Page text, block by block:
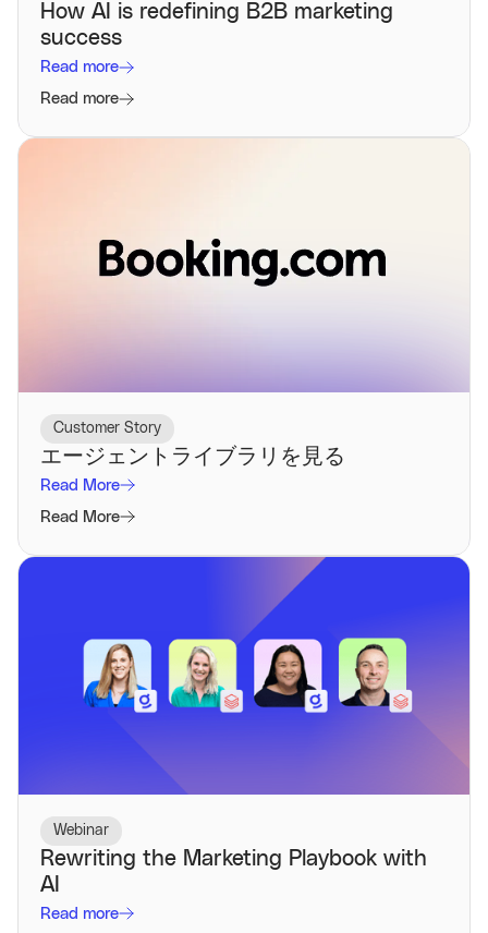
How AI is redefining B2B marketing
success
Read more
Read more
Customer Story
エージェントライブラリを見る
Read More
Read More
Webinar
Rewriting the Marketing Playbook with
AI
Read more